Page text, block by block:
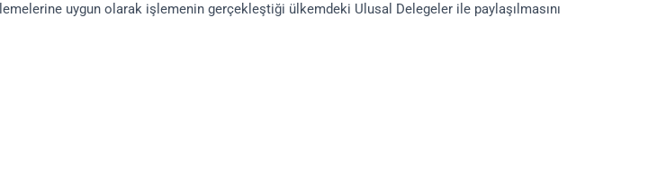
uygun olarak işlemenin gerçekleştiği ülkemdeki Ulusal Delegeler ile paylaşılmasını